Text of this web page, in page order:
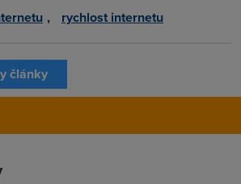
, rychlost internetu
články